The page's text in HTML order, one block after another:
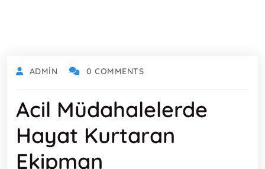
ADMIN 0 COMMENTS
Acil Müdahalelerde
Hayat Kurtaran
Ekipman